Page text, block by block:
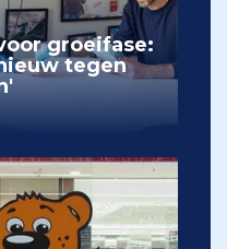
groeifase:
tegen